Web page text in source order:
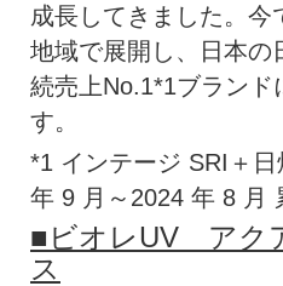
成長してきました。今
地域で展開し、日本の
続売上No.1*1ブランド
す。
*1 インテージ SRI＋
年 9 月～2024 年 8 月
■ビオレUV アク
ス